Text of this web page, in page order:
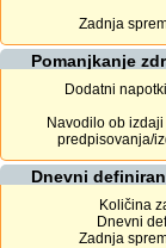
Zadnja
Pomanjkanje
Dodatni
Navodilo ob
predpisovanja/
Dnevni
Količina
Dnevni
Zadnja